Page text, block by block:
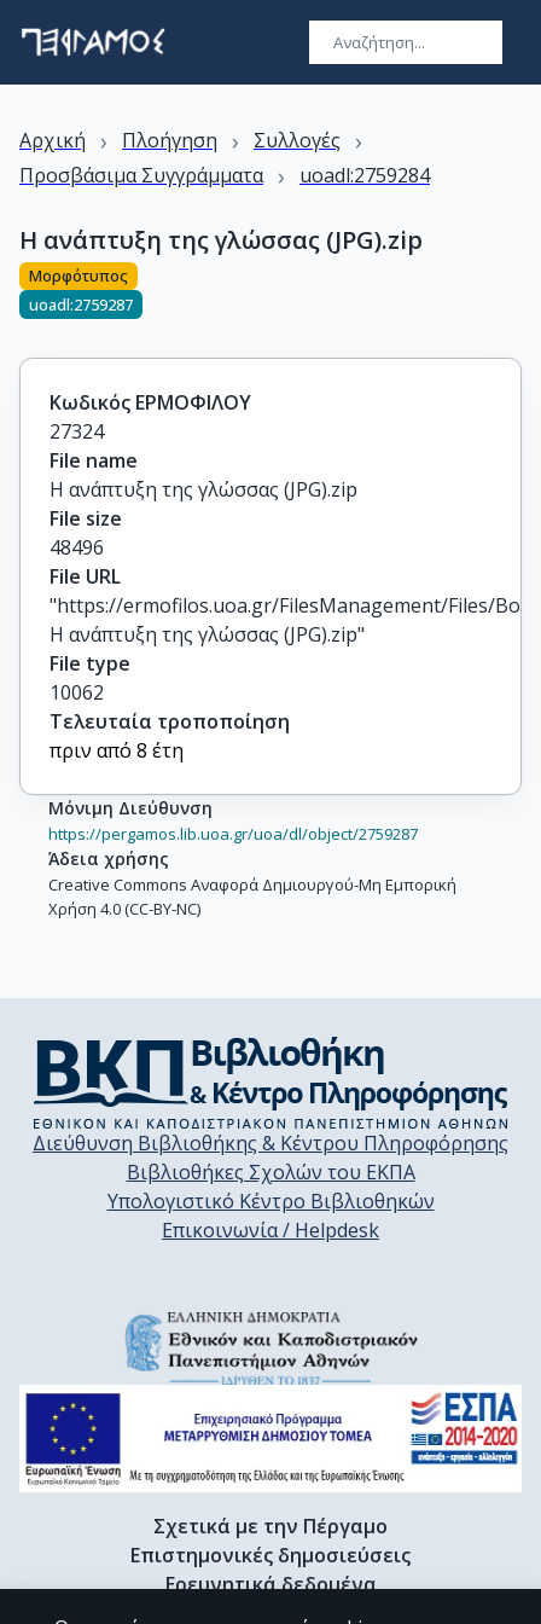
Αρχική › Πλοήγηση › Συλλογές ›
Προσβάσιμα Συγγράμματα › uoadl:2759284
Η ανάπτυξη της γλώσσας (JPG).zip
Μορφότυπος
uoadl:2759287
Κωδικός ΕΡΜΟΦΙΛΟΥ
27324
File name
Η ανάπτυξη της γλώσσας (JPG).zip
File size
48496
File URL
"https://ermofilos.uoa.gr/FilesManagement/Files/
Η ανάπτυξη της γλώσσας (JPG).zip"
File type
10062
Τελευταία τροποποίηση
πριν από 8 έτη
Μόνιμη Διεύθυνση
https://pergamos.lib.uoa.gr/uoa/dl/object/2759287
Άδεια χρήσης
Creative Commons Αναφορά Δημιουργού-Μη Εμπορική
Χρήση 4.0 (CC-BY-NC)
Διεύθυνση Βιβλιοθήκης & Κέντρου Πληροφόρησης
Βιβλιοθήκες Σχολών του ΕΚΠΑ
Υπολογιστικό Κέντρο Βιβλιοθηκών
Επικοινωνία / Helpdesk
Σχετικά με την Πέργαμο
Επιστημονικές δημοσιεύσεις
Ερευνητικά δεδομένα
Διδακτορικές διατριβές & Γκρίζα βιβλιογραφία